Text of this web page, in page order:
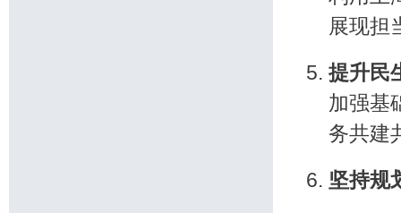
展现担
提升民
加强基
务共建
坚持规